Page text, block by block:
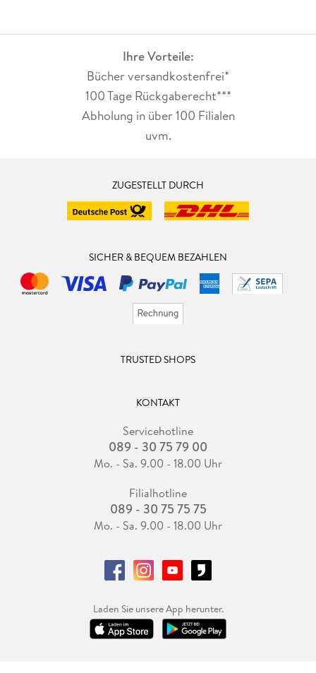
Ihre Vorteile:
Bücher versandkostenfrei*
100 Tage Rückgaberecht***
Abholung in über 100 Filialen
uvm.
ZUGESTELLT DURCH
SICHER & BEQUEM BEZAHLEN
TRUSTED SHOPS
KONTAKT
Servicehotline
089 - 30 75 79 00
Mo. - Sa. 9.00 - 18.00 Uhr
Filialhotline
089 - 30 75 75 75
Mo. - Sa. 9.00 - 18.00 Uhr
Laden Sie unsere App herunter.